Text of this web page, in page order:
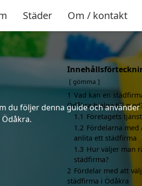
Städer Om / kontakt
du följer denna guide och
gömma
1 Vad kan en
Ödåkra hjälpa till
1.1 Företagets
1.2 Fördelarna med
anlita ett städfirma
1.3 Hur väljer man
städfirma?
2 Fördelar med att
städfirma i Ödåkra